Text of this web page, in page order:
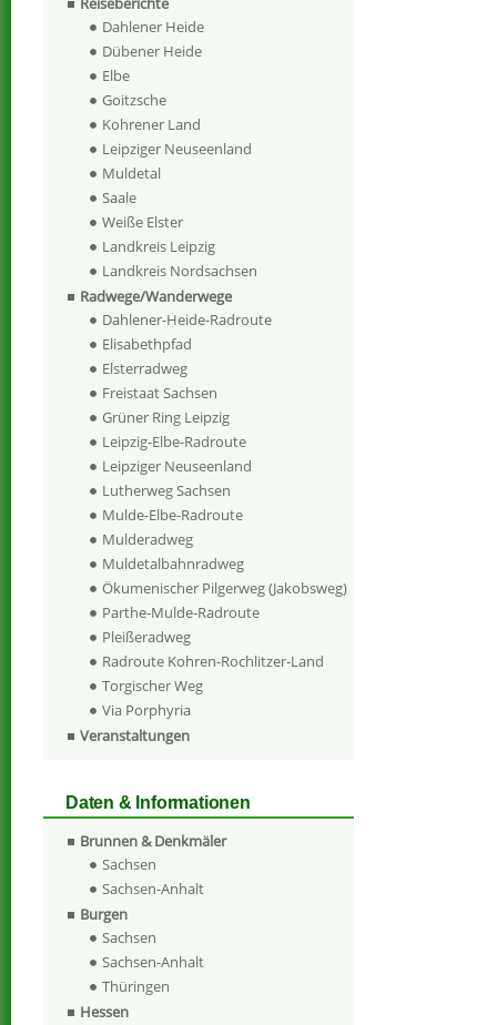
Dahlener Heide
Dübener Heide
Elbe
Goitzsche
Kohrener Land
Leipziger Neuseenland
Muldetal
Saale
Weiße Elster
Landkreis Leipzig
Landkreis Nordsachsen
Radwege/Wanderwege
Dahlener-Heide-Radroute
Elisabethpfad
Elsterradweg
Freistaat Sachsen
Grüner Ring Leipzig
Leipzig-Elbe-Radroute
Leipziger Neuseenland
Lutherweg Sachsen
Mulde-Elbe-Radroute
Mulderadweg
Muldetalbahnradweg
Ökumenischer Pilgerweg (Jakobsweg)
Parthe-Mulde-Radroute
Pleißeradweg
Radroute Kohren-Rochlitzer-Land
Torgischer Weg
Via Porphyria
Veranstaltungen
Daten & Informationen
Brunnen & Denkmäler
Sachsen
Sachsen-Anhalt
Burgen
Sachsen
Sachsen-Anhalt
Thüringen
Hessen